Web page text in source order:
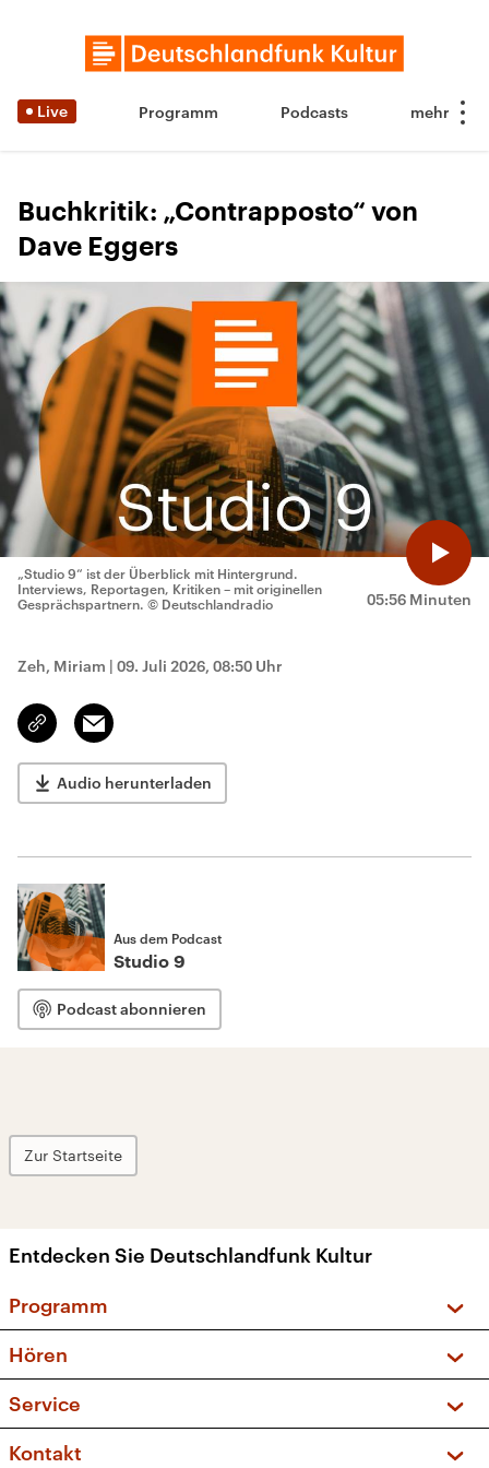
Live Programm Podcasts
Buchkritik: „Contrapposto“ von
Dave Eggers
05:56 Minuten
„Studio 9“ ist der Überblick mit Hintergrund.
Interviews, Reportagen, Kritiken – mit originellen
Gesprächspartnern. © Deutschlandradio
Zeh, Miriam | 09. Juli 2026, 08:50 Uhr
Link
kopieren/teilen
Email
Audio herunterladen
Aus dem Podcast
Studio 9
Podcast abonnieren
Zur Startseite
Entdecken Sie Deutschlandfunk Kultur
Programm
Sendungen und Podcasts
Musikliste
Kakadu – Das Kinderprogramm
Hören
Frequenzen (UKW + DAB+)
Service
FAQ
Kontakt